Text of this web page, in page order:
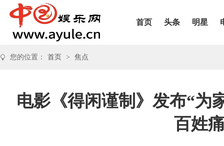
首页 头条 明星
您的位置： 首页 > 焦点
电影《得闲谨制》发布“为
百姓